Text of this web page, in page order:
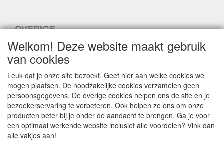
OVERIGE
Veteranen
Nieuws
Inkoop
Herroepingslink aanvragen
Copyright Dump Company2009-2025 Webmaster: Dump
Company
SOCIALE MEDIA
Welkom! Deze website maakt gebruik
van cookies
Leuk dat je onze site bezoekt. Geef hier aan welke cookies we
mogen plaatsen. De noodzakelijke cookies verzamelen geen
persoonsgegevens. De overige cookies helpen ons de site en je
bezoekerservaring te verbeteren. Ook helpen ze ons om onze
producten beter bij je onder de aandacht te brengen. Ga je voor
een optimaal werkende website inclusief alle voordelen? Vink dan
alle vakjes aan!